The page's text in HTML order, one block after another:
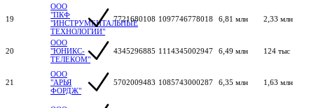
19
ООО
"ПКФ
"ИНСТРУМЕНТАЛЬНЫЕ
ТЕХНОЛОГИИ"
7721680108 1097746778018 6,81 млн 2,33 млн
20
ООО
"ЮНИКС-
ТЕЛЕКОМ"
4345296885 1114345002947 6,49 млн 124 тыс
21
ООО
"АРЬЯ
ФОРДЖ"
5702009483 1085743000287 6,35 млн 1,63 млн